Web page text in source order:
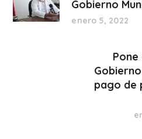
Gobierno
enero 5, 2022
Pone
pago de